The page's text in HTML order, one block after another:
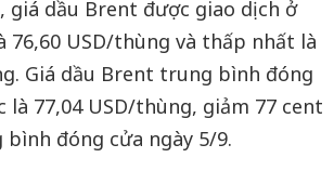
giá dầu Brent được giao dịch ở
76,60 USD/thùng và thấp nhất là
Giá dầu Brent trung bình đóng
77,04 USD/thùng, giảm 77 cent
đóng cửa ngày 5/9.